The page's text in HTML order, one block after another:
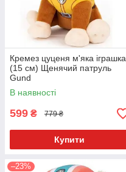
Кремез цуценя м'яка іграшка
(15 см) Щенячий патруль
Gund
В наявності
599 ₴ 779 ₴
Купити
–23%